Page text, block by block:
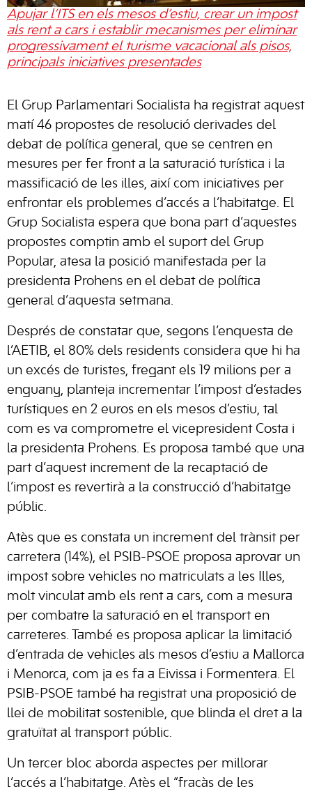
Apujar l’ITS en els mesos d’estiu, crear un impost
als rent a cars i establir mecanismes per eliminar
progressivament el turisme vacacional als pisos,
principals iniciatives presentades
El Grup Parlamentari Socialista ha registrat aquest
matí 46 propostes de resolució derivades del
debat de política general, que se centren en
mesures per fer front a la saturació turística i la
massificació de les illes, així com iniciatives per
enfrontar els problemes d’accés a l’habitatge. El
Grup Socialista espera que bona part d’aquestes
propostes comptin amb el suport del Grup
Popular, atesa la posició manifestada per la
presidenta Prohens en el debat de política
general d’aquesta setmana.
Després de constatar que, segons l’enquesta de
l’AETIB, el 80% dels residents considera que hi ha
un excés de turistes, fregant els 19 milions per a
enguany, planteja incrementar l’impost d’estades
turístiques en 2 euros en els mesos d’estiu, tal
com es va comprometre el vicepresident Costa i
la presidenta Prohens. Es proposa també que una
part d’aquest increment de la recaptació de
l’impost es revertirà a la construcció d’habitatge
públic.
Atès que es constata un increment del trànsit per
carretera (14%), el PSIB-PSOE proposa aprovar un
impost sobre vehicles no matriculats a les Illes,
molt vinculat amb els rent a cars, com a mesura
per combatre la saturació en el transport en
carreteres. També es proposa aplicar la limitació
d’entrada de vehicles als mesos d’estiu a Mallorca
i Menorca, com ja es fa a Eivissa i Formentera. El
PSIB-PSOE també ha registrat una proposició de
llei de mobilitat sostenible, que blinda el dret a la
gratuïtat al transport públic.
Un tercer bloc aborda aspectes per millorar
l’accés a l’habitatge. Atès el “fracàs de les